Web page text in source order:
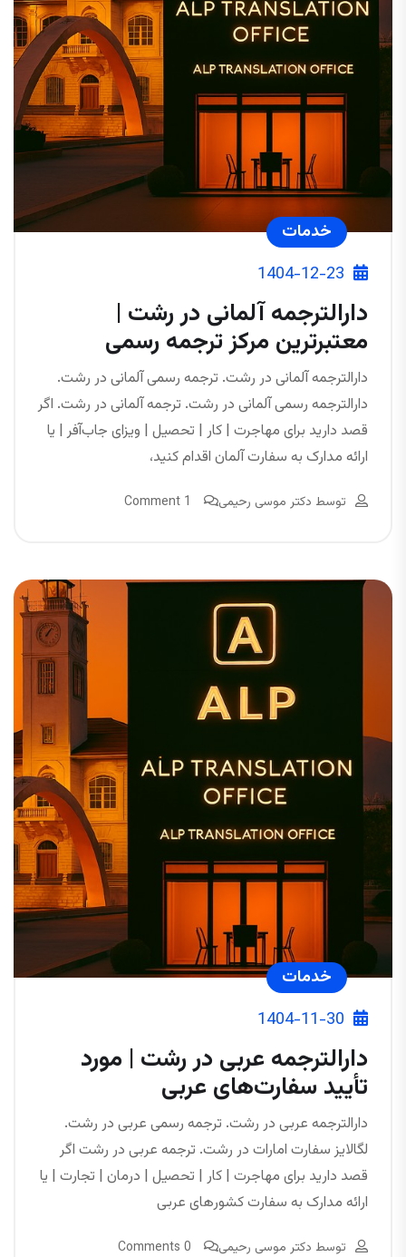
خدمات
1404-12-23
دارالترجمه آلمانی در رشت |
معتبرترین مرکز ترجمه رسمی
دارالترجمه آلمانی در رشت. ترجمه رسمی آلمانی در رشت.
دارالترجمه رسمی آلمانی در رشت. ترجمه آلمانی در رشت. اگر
قصد دارید برای مهاجرت | کار | تحصیل | ویزای جاب‌آفر | یا
ارائه مدارک به سفارت آلمان اقدام کنید،
توسط دکتر موسی رحیمی 1 Comment
خدمات
1404-11-30
دارالترجمه عربی در رشت | مورد
تأیید سفارت‌های عربی
دارالترجمه عربی در رشت. ترجمه رسمی عربی در رشت.
لگالایز سفارت امارات در رشت. ترجمه عربی در رشت اگر
قصد دارید برای مهاجرت | کار | تحصیل | درمان | تجارت | یا
ارائه مدارک به سفارت کشورهای عربی
توسط دکتر موسی رحیمی 0 Comments